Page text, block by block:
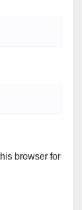
browser for